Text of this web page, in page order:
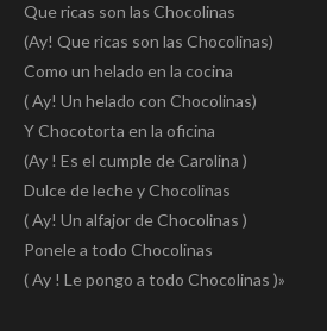
Que ricas son las Chocolinas
(Ay! Que ricas son las Chocolinas)
Como un helado en la cocina
( Ay! Un helado con Chocolinas)
Y Chocotorta en la oficina
(Ay ! Es el cumple de Carolina )
Dulce de leche y Chocolinas
( Ay! Un alfajor de Chocolinas )
Ponele a todo Chocolinas
( Ay ! Le pongo a todo Chocolinas )»